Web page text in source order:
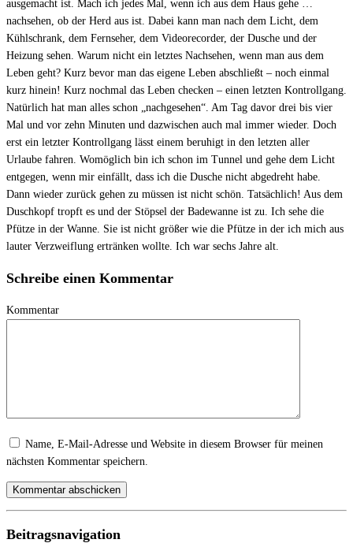
ausgemacht ist. Mach ich jedes Mal, wenn ich aus dem Haus gehe …
nachsehen, ob der Herd aus ist. Dabei kann man nach dem Licht, dem
Kühlschrank, dem Fernseher, dem Videorecorder, der Dusche und der
Heizung sehen. Warum nicht ein letztes Nachsehen, wenn man aus dem
Leben geht? Kurz bevor man das eigene Leben abschließt – noch einmal
kurz hinein! Kurz nochmal das Leben checken – einen letzten Kontrollgang.
Natürlich hat man alles schon „nachgesehen“. Am Tag davor drei bis vier
Mal und vor zehn Minuten und dazwischen auch mal immer wieder. Doch
erst ein letzter Kontrollgang lässt einem beruhigt in den letzten aller
Urlaube fahren. Womöglich bin ich schon im Tunnel und gehe dem Licht
entgegen, wenn mir einfällt, dass ich die Dusche nicht abgedreht habe.
Dann wieder zurück gehen zu müssen ist nicht schön. Tatsächlich! Aus dem
Duschkopf tropft es und der Stöpsel der Badewanne ist zu. Ich sehe die
Pfütze in der Wanne. Sie ist nicht größer wie die Pfütze in der ich mich aus
lauter Verzweiflung ertränken wollte. Ich war sechs Jahre alt.
Schreibe einen Kommentar
Kommentar
Name, E-Mail-Adresse und Website in diesem Browser für meinen
nächsten Kommentar speichern.
Beitragsnavigation